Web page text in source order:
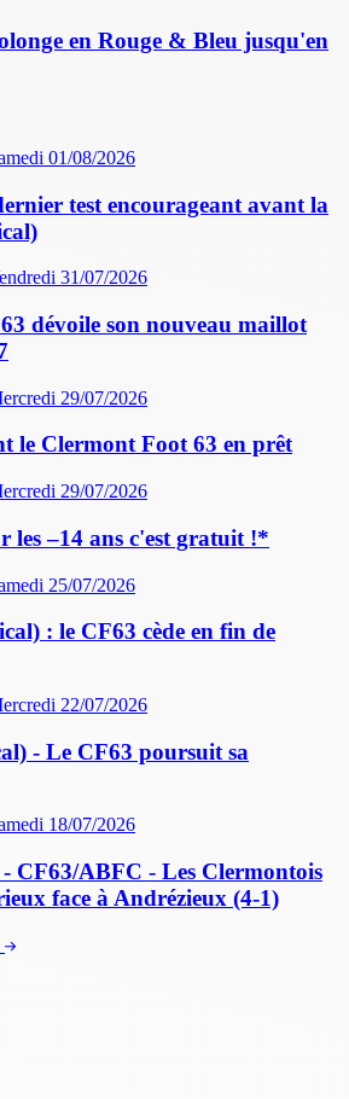
en Rouge & Bleu jusqu'en
01/08/2026
test encourageant avant la
31/07/2026
dévoile son nouveau maillot
29/07/2026
le Clermont Foot 63 en prêt
29/07/2026
les –14 ans c'est gratuit !*
25/07/2026
: le CF63 cède en fin de
22/07/2026
- Le CF63 poursuit sa
18/07/2026
CF63/ABFC - Les Clermontois
face à Andrézieux (4-1)